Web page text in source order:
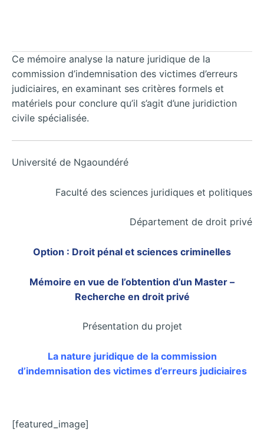
Ce mémoire analyse la nature juridique de la
commission d’indemnisation des victimes d’erreurs
judiciaires, en examinant ses critères formels et
matériels pour conclure qu’il s’agit d’une juridiction
civile spécialisée.
Université de Ngaoundéré
Faculté des sciences juridiques et politiques
Département de droit privé
Option : Droit pénal et sciences criminelles
Mémoire en vue de l’obtention d’un Master –
Recherche en droit privé
Présentation du projet
La nature juridique de la commission
d’indemnisation des victimes d’erreurs judiciaires
[featured_image]